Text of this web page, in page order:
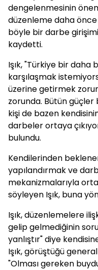
dengelenmesinin
düzenleme daha
böyle bir darbe
kaydetti.
Işık, "Türkiye bir
karşılaşmak
üzerine getirmek
zorunda. Bütün güçler
kişi de bazen
darbeler ortaya
bulundu.
Kendilerinden
yapılandırmak ve
mekanizmalarıyla
söyleyen Işık, buna
Işık, düzenlemelere
gelip gelmediğinin
yanlıştır" diye
Işık, görüştüğü
"Olması gereken